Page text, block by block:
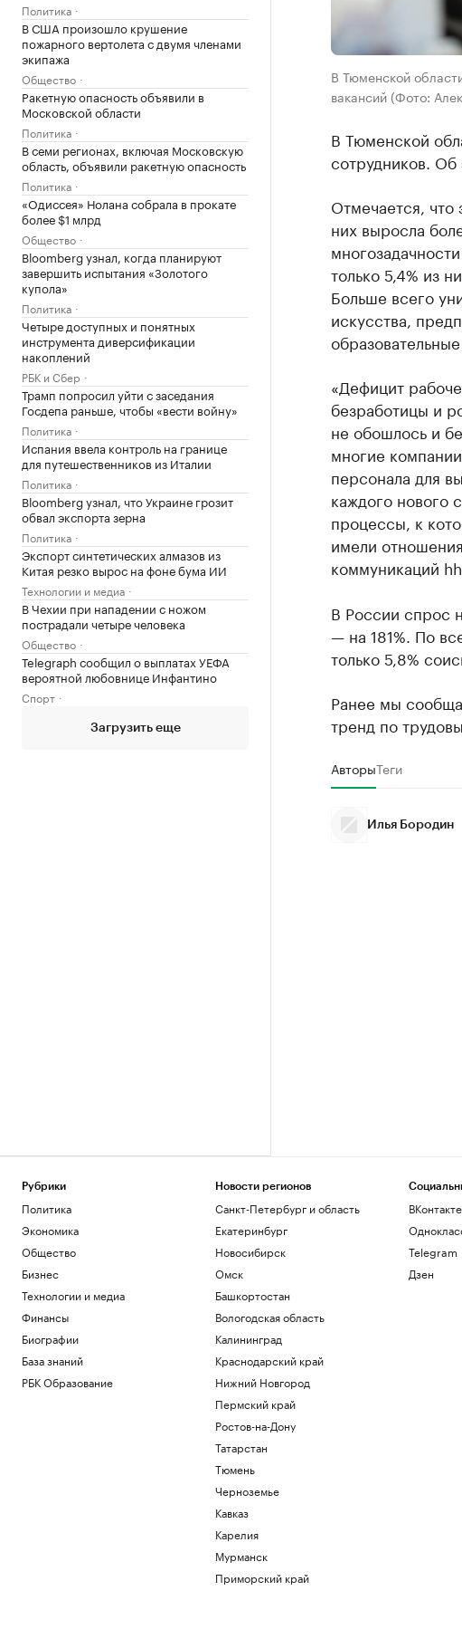
Политика
В США произошло крушение
пожарного вертолета с двумя членами
экипажа
Общество
Ракетную опасность объявили в
Московской области
Политика
В семи регионах, включая Московскую
область, объявили ракетную опасность
Политика
«Одиссея» Нолана собрала в прокате
более $1 млрд
Общество
Bloomberg узнал, когда планируют
завершить испытания «Золотого
купола»
Политика
Четыре доступных и понятных
инструмента диверсификации
накоплений
РБК и Сбер
Трамп попросил уйти с заседания
Госдепа раньше, чтобы «вести войну»
Политика
Испания ввела контроль на границе
для путешественников из Италии
Политика
Bloomberg узнал, что Украине грозит
обвал экспорта зерна
Политика
Экспорт синтетических алмазов из
Китая резко вырос на фоне бума ИИ
Технологии и медиа
В Чехии при нападении с ножом
пострадали четыре человека
Общество
Telegraph сообщил о выплатах УЕФА
вероятной любовнице Инфантино
Спорт
Загрузить еще
В Тюменской
вакансий (Фото:
В Тюменской
сотрудников. Об
Отмечается, что
них выросла
только 5,4% из
Больше всего
искусства,
«Дефицит
безработицы и
не обошлось и
многие
персонала для
каждого нового
процессы, к
имели
коммуникаций
В России спрос
— на 181%. По
только 5,8%
Ранее мы
тренд по
АвторыТеги
Илья Бородин
Рубрики
Политика
Экономика
Общество
Бизнес
Технологии и медиа
Финансы
Биографии
База знаний
РБК Образование
Новости регионов
Санкт-Петербург и область
Екатеринбург
Новосибирск
Омск
Башкортостан
Вологодская область
Калининград
Краснодарский край
Нижний Новгород
Пермский край
Ростов-на-Дону
Татарстан
Тюмень
Черноземье
Кавказ
Карелия
Мурманск
Приморский край
ВКонтакте
Telegram
Дзен